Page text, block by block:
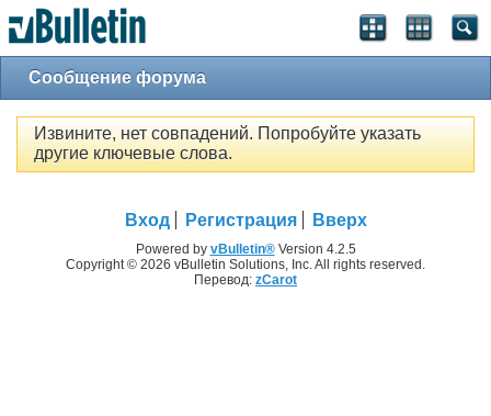
Сообщение форума
Извините, нет совпадений. Попробуйте указать
другие ключевые слова.
Вход Регистрация Вверх
Powered by vBulletin®Version 4.2.5
Copyright © 2026 vBulletin Solutions, Inc. All rights reserved.
Перевод: zCarot